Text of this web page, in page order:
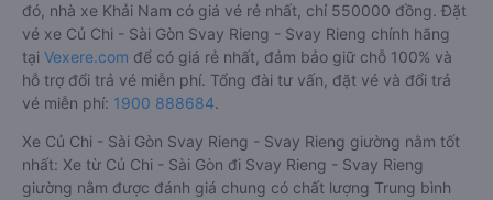
đó, nhà xe Khải Nam có giá vé rẻ nhất, chỉ 550000 đồng. Đặt
vé xe Củ Chi - Sài Gòn Svay Rieng - Svay Rieng chính hãng
tại Vexere.com để có giá rẻ nhất, đảm bảo giữ chỗ 100% và
hỗ trợ đổi trả vé miễn phí. Tổng đài tư vấn, đặt vé và đổi trả
vé miễn phí: 1900 888684.
Xe Củ Chi - Sài Gòn Svay Rieng - Svay Rieng giường nằm tốt
nhất: Xe từ Củ Chi - Sài Gòn đi Svay Rieng - Svay Rieng
giường nằm được đánh giá chung có chất lượng Trung bình